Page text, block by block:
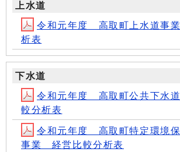
上水道
令和元年度 高取町上水道事
析表
下水道
令和元年度 高取町公共下水
較分析表
令和元年度 高取町特定環境
事業 経営比較分析表